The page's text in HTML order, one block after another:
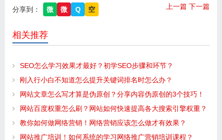
上一篇 下一篇
分享到： 微 微 Q 空
相关推荐
SEO怎么学习效果才最好？初学SEO步骤和环节？
刚入行小白不知道怎么提升关键词排名时怎么办？
网站文章怎么写才算是伪原创？分享内容伪原创的3个技巧！
网站百度权重怎么刷？网站如何快速提高各大搜索引擎权重？
教你如何做网络营销！网络营销应该怎么做才有效果？
网站推广培训！如何系统的学习网络推广营销培训课程？